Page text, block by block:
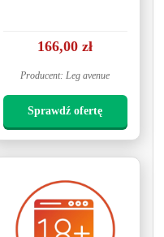
166,00 zł
Producent: Leg avenue
Sprawdź ofertę